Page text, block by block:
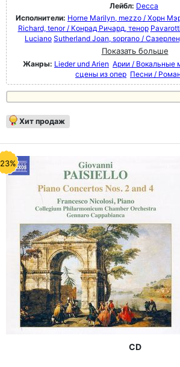
Лейбл: Decca
Исполнители: Horne Marilyn, mezzo / Хорн
Richard, tenor / Конрад Ричард, тенор
Luciano Sutherland Joan, soprano /
Показать больше
Жанры: Lieder und Arien Арии / Вокальные
сцены из опер Песни /
Хит продаж
CD